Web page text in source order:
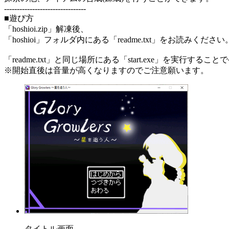
--------------------------------
■遊び方
「hoshioi.zip」解凍後、
「hoshioi」フォルダ内にある「readme.txt」をお読みください。
「readme.txt」と同じ場所にある「start.exe」を実行すること
※開始直後は音量が高くなりますのでご注意願います。